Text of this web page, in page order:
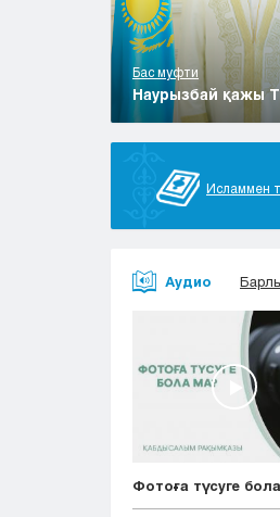
Бас муфти
Наурызбай қажы
Исламмен
Аудио
Фотоға түсуге